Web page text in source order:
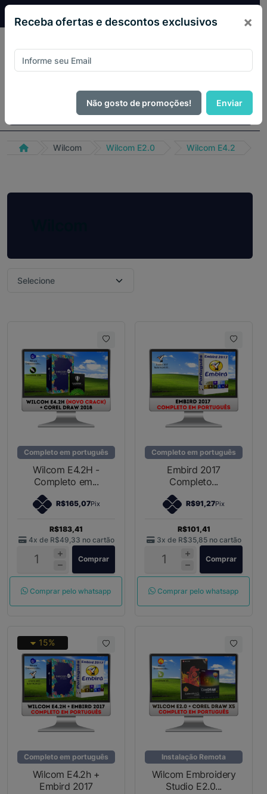
Wilcom Wilcom E2.0 Wilcom E4.2
Completo em português
Wilcom E4.2H -
Completo em...
R$165,07Pix
R$183,41
4x de R$49,33 no cartão
Comprar
Comprar pelo whatsapp
Completo em português
Embird 2017
Completo...
R$91,27Pix
R$101,41
3x de R$35,85 no cartão
Comprar
Comprar pelo whatsapp
Completo em português
15%
Wilcom E4.2h +
Embird 2017
Instalação Remota
Wilcom Embroidery
Studio E2.0...
Receba ofertas e descontos exclusivos ×
Não gosto de promoções! Enviar